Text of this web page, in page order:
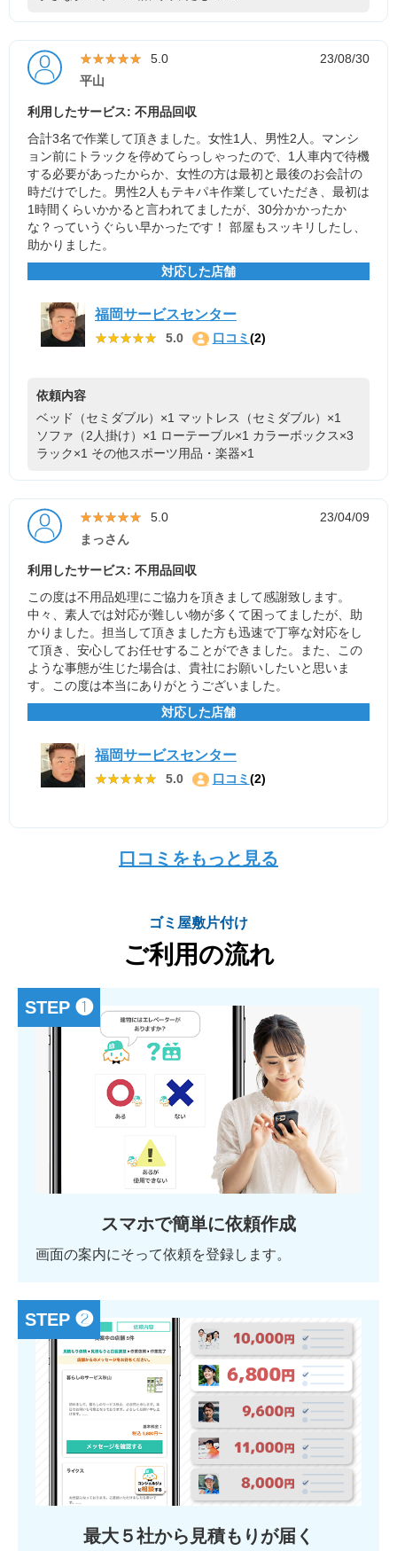
★★★★★
★★★★★ 5.0
23/08/30
平山
利用したサービス: 不用品回収
合計3名で作業して頂きました。女性1人、男性2人。マンシ
ョン前にトラックを停めてらっしゃったので、1人車内で待機
する必要があったからか、女性の方は最初と最後のお会計の
時だけでした。男性2人もテキパキ作業していただき、最初は
1時間くらいかかると言われてましたが、30分かかったか
な？っていうぐらい早かったです！ 部屋もスッキリしたし、
助かりました。
対応した店舗
福岡サービスセンター
★★★★★
★★★★★ 5.0 口コミ (2)
依頼内容
ベッド（セミダブル）×1 マットレス（セミダブル）×1
ソファ（2人掛け）×1 ローテーブル×1 カラーボックス×3
ラック×1 その他スポーツ用品・楽器×1
★★★★★
★★★★★ 5.0
23/04/09
まっさん
利用したサービス: 不用品回収
この度は不用品処理にご協力を頂きまして感謝致します。
中々、素人では対応が難しい物が多くて困ってましたが、助
かりました。担当して頂きました方も迅速で丁寧な対応をし
て頂き、安心してお任せすることができました。また、この
ような事態が生じた場合は、貴社にお願いしたいと思いま
す。この度は本当にありがとうございました。
対応した店舗
福岡サービスセンター
★★★★★
★★★★★ 5.0 口コミ (2)
口コミをもっと見る
ゴミ屋敷片付け
ご利用の流れ
STEP ❶
スマホで簡単に依頼作成
画面の案内にそって依頼を登録します。
STEP ❷
最大５社から見積もりが届く